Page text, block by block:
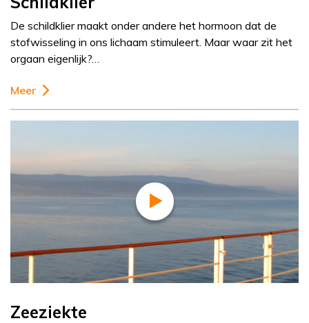
De schildklier maakt onder andere het hormoon dat de
stofwisseling in ons lichaam stimuleert. Maar waar zit het
orgaan eigenlijk?…
Meer
Zeeziekte